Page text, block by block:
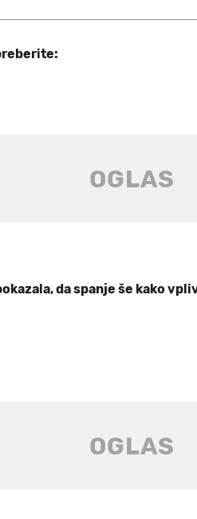
da spanje še kako